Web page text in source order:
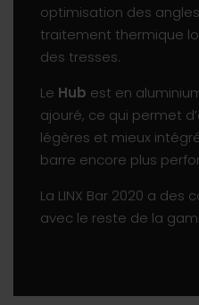
optimisation des
traitement thermique
des tresses.
Le Hub est en
ajouré, ce qui permet
légères et mieux
barre encore plus
La LINX Bar 2020 a des
avec le reste de la